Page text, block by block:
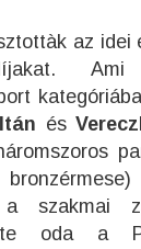
az idei
és
a szakmai
oda a